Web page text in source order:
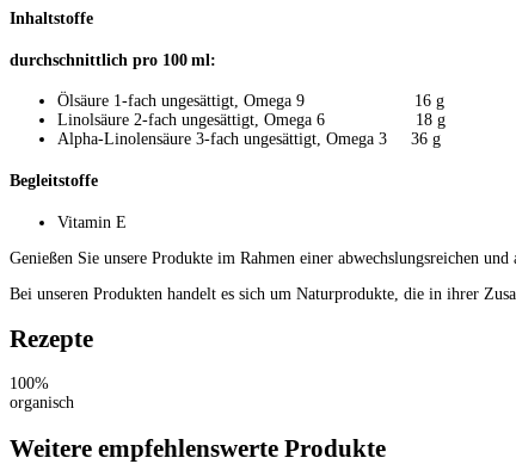
Inhaltstoffe
durchschnittlich pro 100 ml:
Ölsäure 1-fach ungesättigt, Omega 9 16 g
Linolsäure 2-fach ungesättigt, Omega 6 18 g
Alpha-Linolensäure 3-fach ungesättigt, Omega 3 36 g
Begleitstoffe
Vitamin E
Genießen Sie unsere Produkte im Rahmen einer abwechslungsreichen und
Bei unseren Produkten handelt es sich um Naturprodukte, die in ihrer
Rezepte
100%
organisch
Weitere empfehlenswerte Produkte